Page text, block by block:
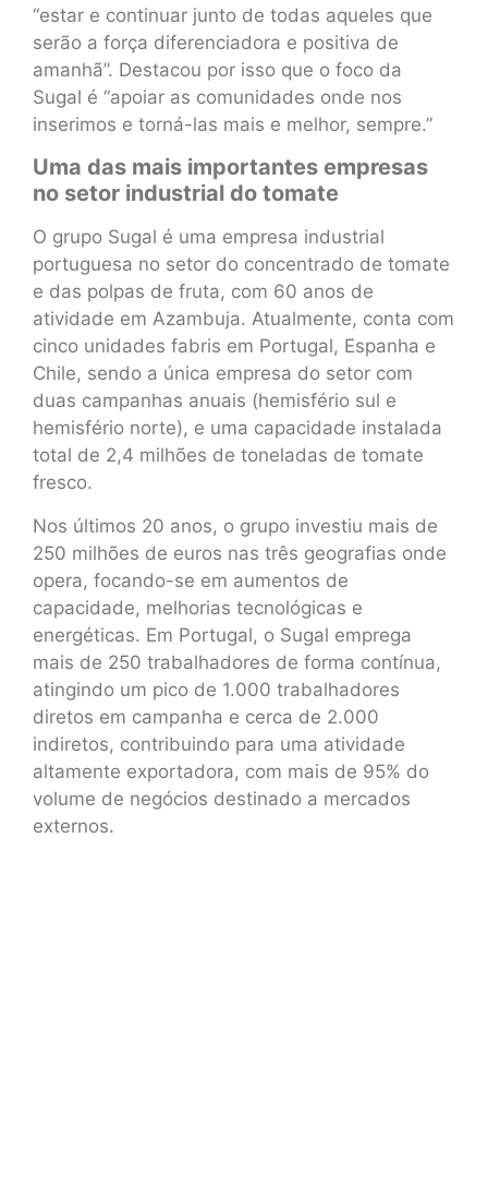
“estar e continuar junto de todas aqueles que
serão a força diferenciadora e positiva de
amanhã”. Destacou por isso que o foco da
Sugal é “apoiar as comunidades onde nos
inserimos e torná-las mais e melhor, sempre.”
Uma das mais importantes empresas
no setor industrial do tomate
O grupo Sugal é uma empresa industrial
portuguesa no setor do concentrado de tomate
e das polpas de fruta, com 60 anos de
atividade em Azambuja. Atualmente, conta com
cinco unidades fabris em Portugal, Espanha e
Chile, sendo a única empresa do setor com
duas campanhas anuais (hemisfério sul e
hemisfério norte), e uma capacidade instalada
total de 2,4 milhões de toneladas de tomate
fresco.
Nos últimos 20 anos, o grupo investiu mais de
250 milhões de euros nas três geografias onde
opera, focando-se em aumentos de
capacidade, melhorias tecnológicas e
energéticas. Em Portugal, o Sugal emprega
mais de 250 trabalhadores de forma contínua,
atingindo um pico de 1.000 trabalhadores
diretos em campanha e cerca de 2.000
indiretos, contribuindo para uma atividade
altamente exportadora, com mais de 95% do
volume de negócios destinado a mercados
externos.